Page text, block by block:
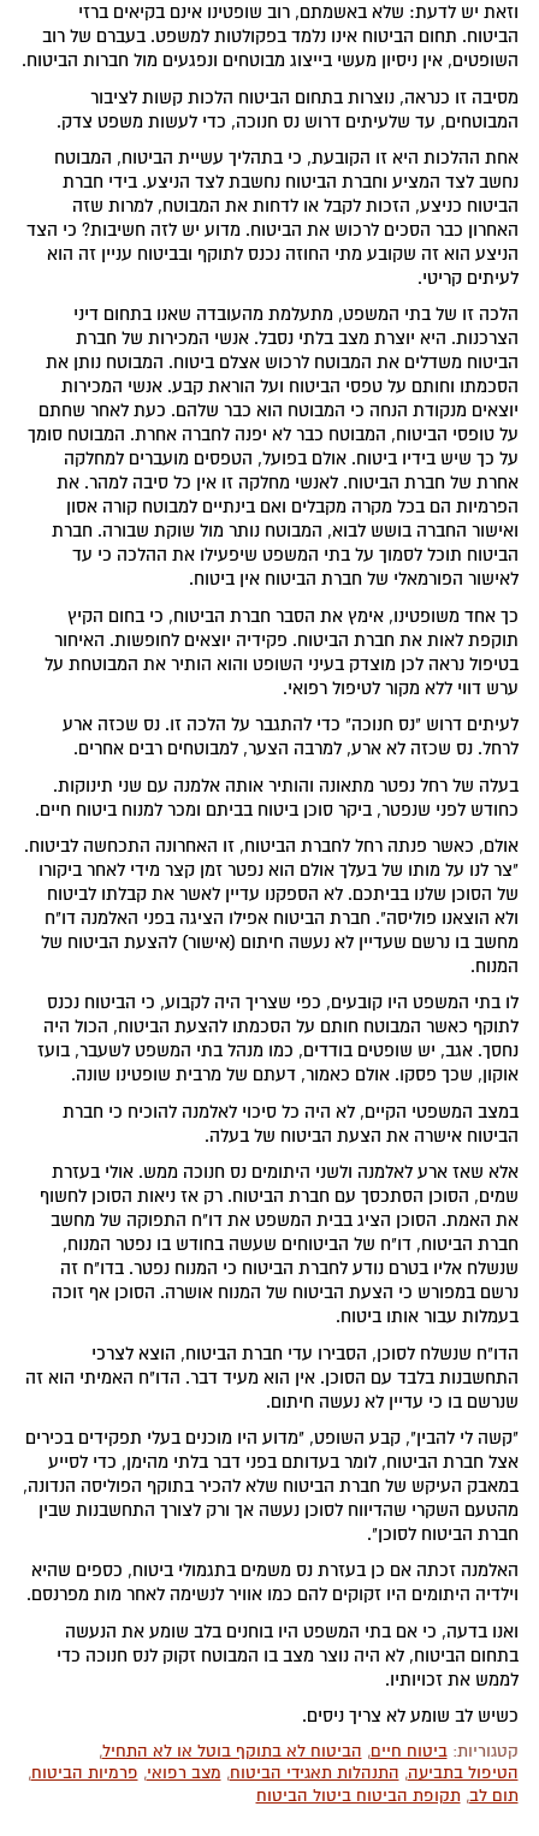
וזאת יש לדעת: שלא באשמתם, רוב שופטינו אינם בקיאים ברזי
הביטוח. תחום הביטוח אינו נלמד בפקולטות למשפט. בעברם של רוב
השופטים, אין ניסיון מעשי בייצוג מבוטחים ונפגעים מול חברות הביטוח.
מסיבה זו כנראה, נוצרות בתחום הביטוח הלכות קשות לציבור
המבוטחים, עד שלעיתים דרוש נס חנוכה, כדי לעשות משפט צדק.
אחת ההלכות היא זו הקובעת, כי בתהליך עשיית הביטוח, המבוטח
נחשב לצד המציע וחברת הביטוח נחשבת לצד הניצע. בידי חברת
הביטוח כניצע, הזכות לקבל או לדחות את המבוטח, למרות שזה
האחרון כבר הסכים לרכוש את הביטוח. מדוע יש לזה חשיבות? כי הצד
הניצע הוא זה שקובע מתי החוזה נכנס לתוקף ובביטוח עניין זה הוא
לעיתים קריטי.
הלכה זו של בתי המשפט, מתעלמת מהעובדה שאנו בתחום דיני
הצרכנות. היא יוצרת מצב בלתי נסבל. אנשי המכירות של חברת
הביטוח משדלים את המבוטח לרכוש אצלם ביטוח. המבוטח נותן את
הסכמתו וחותם על טפסי הביטוח ועל הוראת קבע. אנשי המכירות
יוצאים מנקודת הנחה כי המבוטח הוא כבר שלהם. כעת לאחר שחתם
על טופסי הביטוח, המבוטח כבר לא יפנה לחברה אחרת. המבוטח סומך
על כך שיש בידיו ביטוח. אולם בפועל, הטפסים מועברים למחלקה
אחרת של חברת הביטוח. לאנשי מחלקה זו אין כל סיבה למהר. את
הפרמיות הם בכל מקרה מקבלים ואם בינתיים למבוטח קורה אסון
ואישור החברה בושש לבוא, המבוטח נותר מול שוקת שבורה. חברת
הביטוח תוכל לסמוך על בתי המשפט שיפעילו את ההלכה כי עד
לאישור הפורמאלי של חברת הביטוח אין ביטוח.
כך אחד משופטינו, אימץ את הסבר חברת הביטוח, כי בחום הקיץ
תוקפת לאות את חברת הביטוח. פקידיה יוצאים לחופשות. האיחור
בטיפול נראה לכן מוצדק בעיני השופט והוא הותיר את המבוטחת על
ערש דווי ללא מקור לטיפול רפואי.
לעיתים דרוש "נס חנוכה" כדי להתגבר על הלכה זו. נס שכזה ארע
לרחל. נס שכזה לא ארע, למרבה הצער, למבוטחים רבים אחרים.
בעלה של רחל נפטר מתאונה והותיר אותה אלמנה עם שני תינוקות.
כחודש לפני שנפטר, ביקר סוכן ביטוח בביתם ומכר למנוח ביטוח חיים.
אולם, כאשר פנתה רחל לחברת הביטוח, זו האחרונה התכחשה לביטוח.
"צר לנו על מותו של בעלך אולם הוא נפטר זמן קצר מידי לאחר ביקורו
של הסוכן שלנו בביתכם. לא הספקנו עדיין לאשר את קבלתו לביטוח
ולא הוצאנו פוליסה". חברת הביטוח אפילו הציגה בפני האלמנה דו"ח
מחשב בו נרשם שעדיין לא נעשה חיתום (אישור) להצעת הביטוח של
המנוח.
לו בתי המשפט היו קובעים, כפי שצריך היה לקבוע, כי הביטוח נכנס
לתוקף כאשר המבוטח חותם על הסכמתו להצעת הביטוח, הכול היה
נחסך. אגב, יש שופטים בודדים, כמו מנהל בתי המשפט לשעבר, בועז
אוקון, שכך פסקו. אולם כאמור, דעתם של מרבית שופטינו שונה.
במצב המשפטי הקיים, לא היה כל סיכוי לאלמנה להוכיח כי חברת
הביטוח אישרה את הצעת הביטוח של בעלה.
אלא שאז ארע לאלמנה ולשני היתומים נס חנוכה ממש. אולי בעזרת
שמים, הסוכן הסתכסך עם חברת הביטוח. רק אז ניאות הסוכן לחשוף
את האמת. הסוכן הציג בבית המשפט את דו"ח התפוקה של מחשב
חברת הביטוח, דו"ח של הביטוחים שעשה בחודש בו נפטר המנוח,
שנשלח אליו בטרם נודע לחברת הביטוח כי המנוח נפטר. בדו"ח זה
נרשם במפורש כי הצעת הביטוח של המנוח אושרה. הסוכן אף זוכה
בעמלות עבור אותו ביטוח.
הדו"ח שנשלח לסוכן, הסבירו עדי חברת הביטוח, הוצא לצרכי
התחשבנות בלבד עם הסוכן. אין הוא מעיד דבר. הדו"ח האמיתי הוא זה
שנרשם בו כי עדיין לא נעשה חיתום.
"קשה לי להבין", קבע השופט, "מדוע היו מוכנים בעלי תפקידים בכירים
אצל חברת הביטוח, לומר בעדותם בפני דבר בלתי מהימן, כדי לסייע
במאבק העיקש של חברת הביטוח שלא להכיר בתוקף הפוליסה הנדונה,
מהטעם השקרי שהדיווח לסוכן נעשה אך ורק לצורך התחשבנות שבין
חברת הביטוח לסוכן".
האלמנה זכתה אם כן בעזרת נס משמים בתגמולי ביטוח, כספים שהיא
וילדיה היתומים היו זקוקים להם כמו אוויר לנשימה לאחר מות מפרנסם.
ואנו בדעה, כי אם בתי המשפט היו בוחנים בלב שומע את הנעשה
בתחום הביטוח, לא היה נוצר מצב בו המבוטח זקוק לנס חנוכה כדי
לממש את זכויותיו.
כשיש לב שומע לא צריך ניסים.
קטגוריות:ביטוח חיים, הביטוח לא בתוקף בוטל או לא התחיל,
הטיפול בתביעה, התנהלות תאגידי הביטוח, מצב רפואי, פרמיות הביטוח,
תום לב,תקופת הביטוח ביטול הביטוח